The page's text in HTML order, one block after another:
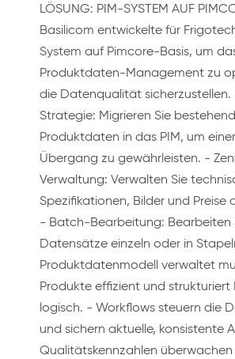
LÖSUNG: PIM-SYSTEM AUF
Basilicom entwickelte für
System auf Pimcore-Basis, um
Produktdaten-Management zu
die Datenqualität
Strategie: Migrieren Sie
Produktdaten in das PIM, um
Übergang zu gewährleisten. -
Verwaltung: Verwalten Sie
Spezifikationen, Bilder und Preise
- Batch-Bearbeitung: Bearbeiten
Datensätze einzeln oder in
Produktdatenmodell verwaltet
Produkte effizient und
logisch. - Workflows steuern die
und sichern aktuelle, konsistente
Qualitätskennzahlen überwachen